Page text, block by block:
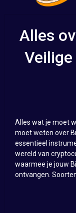
Alles
Alles wat je moet
moet weten over
essentieel
wereld van
waarmee je jouw
ontvangen.